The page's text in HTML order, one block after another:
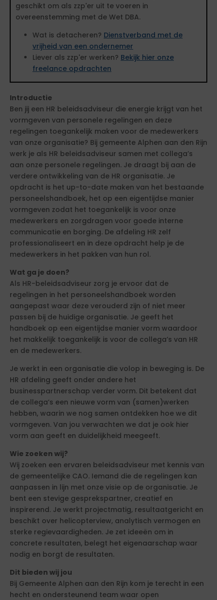
geschikt om als zzp'er uit te voeren in
overeenstemming met de Wet DBA.
Wat is detacheren? Dienstverband met de
vrijheid van een ondernemer
Liever als zzp'er werken? Bekijk hier onze
freelance opdrachten
Introductie
Ben jij een HR beleidsadviseur die energie krijgt van het
vormgeven van personele regelingen en deze
regelingen toegankelijk maken voor de medewerkers
van onze organisatie? Bij gemeente Alphen aan den Rijn
werk je als HR beleidsadviseur samen met collega’s
aan onze personele regelingen. Je draagt bij aan de
verdere ontwikkeling van de HR organisatie. Je
opdracht is het up-to-date maken van het bestaande
personeelshandboek, het op een eigentijdse manier
vormgeven zodat het toegankelijk is voor onze
medewerkers en zorgdragen voor goede interne
communicatie en borging. De afdeling HR zelf
professionaliseert en in deze opdracht help je de
medewerkers in het pakken van hun rol.
Wat ga je doen?
Als HR-beleidsadviseur zorg je ervoor dat de
regelingen in het personeelshandboek worden
aangepast waar deze verouderd zijn of niet meer
passen bij de huidige organisatie. Je geeft het
handboek op een eigentijdse manier vorm waardoor
het makkelijk toegankelijk is voor de collega’s van HR
en de medewerkers.
Je werkt in een organisatie die volop in beweging is. De
HR afdeling geeft onder andere het
businesspartnerschap verder vorm. Dit betekent dat
de collega’s een nieuwe vorm van (samen)werken
hebben, waarin we nog samen ontdekken hoe we dit
vormgeven. Van jou verwachten we dat je ook hier
vorm aan geeft en duidelijkheid meegeeft.
Wie zoeken wij?
Wij zoeken een ervaren beleidsadviseur met kennis van
de gemeentelijke CAO. Iemand die de regelingen kan
aanpassen in lijn met onze visie op de organisatie. Je
bent een stevige gesprekspartner, creatief en
inspirerend. Je werkt projectmatig, resultaatgericht en
beschikt over helicopterview, analytisch vermogen en
sterke regievaardigheden. Je zet ideeën om in
concrete resultaten, belegt het eigenaarschap waar
nodig en borgt de resultaten.
Dit bieden wij jou
Bij Gemeente Alphen aan den Rijn kom je terecht in een
hecht en ondersteunend team waar open